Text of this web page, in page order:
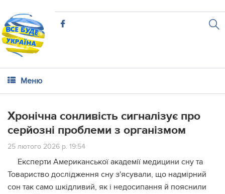
Меню
Хронічна сонливість сигналізує про
серйозні проблеми з організмом
25 лютого 2026 р. 19:54
Експерти Американської академії медицини сну та
Товариство дослідження сну з'ясували, що надмірний
сон так само шкідливий, як і недосипання й пояснили